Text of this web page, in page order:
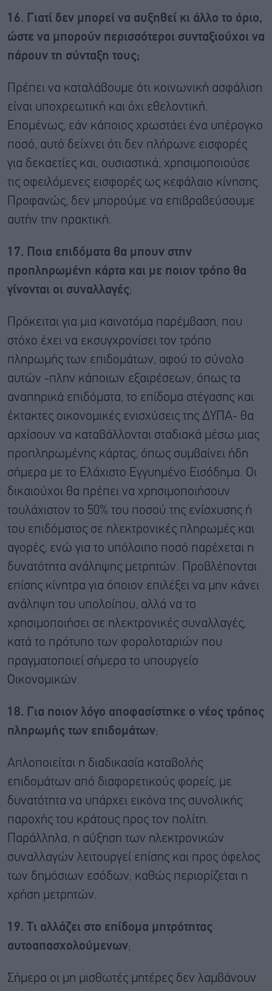
16. Γιατί δεν μπορεί να αυξηθεί κι άλλο το όριο,
ώστε να μπορούν περισσότεροι συνταξιούχοι να
πάρουν τη σύνταξη τους;
Πρέπει να καταλάβουμε ότι κοινωνική ασφάλιση
είναι υποχρεωτική και όχι εθελοντική.
Επομένως, εάν κάποιος χρωστάει ένα υπέρογκο
ποσό, αυτό δείχνει ότι δεν πλήρωνε εισφορές
για δεκαετίες και, ουσιαστικά, χρησιμοποιούσε
τις οφειλόμενες εισφορές ως κεφάλαιο κίνησης.
Προφανώς, δεν μπορούμε να επιβραβεύσουμε
αυτήν την πρακτική.
17. Ποια επιδόματα θα μπουν στην
προπληρωμένη κάρτα και με ποιον τρόπο θα
γίνονται οι συναλλαγές;
Πρόκειται για μια καινοτόμα παρέμβαση, που
στόχο έχει να εκσυγχρονίσει τον τρόπο
πληρωμής των επιδομάτων, αφού το σύνολο
αυτών -πλην κάποιων εξαιρέσεων, όπως τα
αναπηρικά επιδόματα, το επίδομα στέγασης και
έκτακτες οικονομικές ενισχύσεις της ΔΥΠΑ- θα
αρχίσουν να καταβάλλονται σταδιακά μέσω μιας
προπληρωμένης κάρτας, όπως συμβαίνει ήδη
σήμερα με το Ελάχιστο Εγγυημένο Εισόδημα. Οι
δικαιούχοι θα πρέπει να χρησιμοποιήσουν
τουλάχιστον το 50% του ποσού της ενίσχυσης ή
του επιδόματος σε ηλεκτρονικές πληρωμές και
αγορές, ενώ για το υπόλοιπο ποσό παρέχεται η
δυνατότητα ανάληψης μετρητών. Προβλέπονται
επίσης κίνητρα για όποιον επιλέξει να μην κάνει
ανάληψη του υπολοίπου, αλλά να το
χρησιμοποιήσει σε ηλεκτρονικές συναλλαγές,
κατά το πρότυπο των φορολοταριών που
πραγματοποιεί σήμερα το υπουργείο
Οικονομικών.
18. Για ποιον λόγο αποφασίστηκε ο νέος τρόπος
πληρωμής των επιδομάτων;
Απλοποιείται η διαδικασία καταβολής
επιδομάτων από διαφορετικούς φορείς, με
δυνατότητα να υπάρχει εικόνα της συνολικής
παροχής του κράτους προς τον πολίτη.
Παράλληλα, η αύξηση των ηλεκτρονικών
συναλλαγών λειτουργεί επίσης και προς όφελος
των δημόσιων εσόδων, καθώς περιορίζεται η
χρήση μετρητών.
19. Τι αλλάζει στο επίδομα μητρότητας
αυτοαπασχολούμενων;
Σήμερα οι μη μισθωτές μητέρες δεν λαμβάνουν